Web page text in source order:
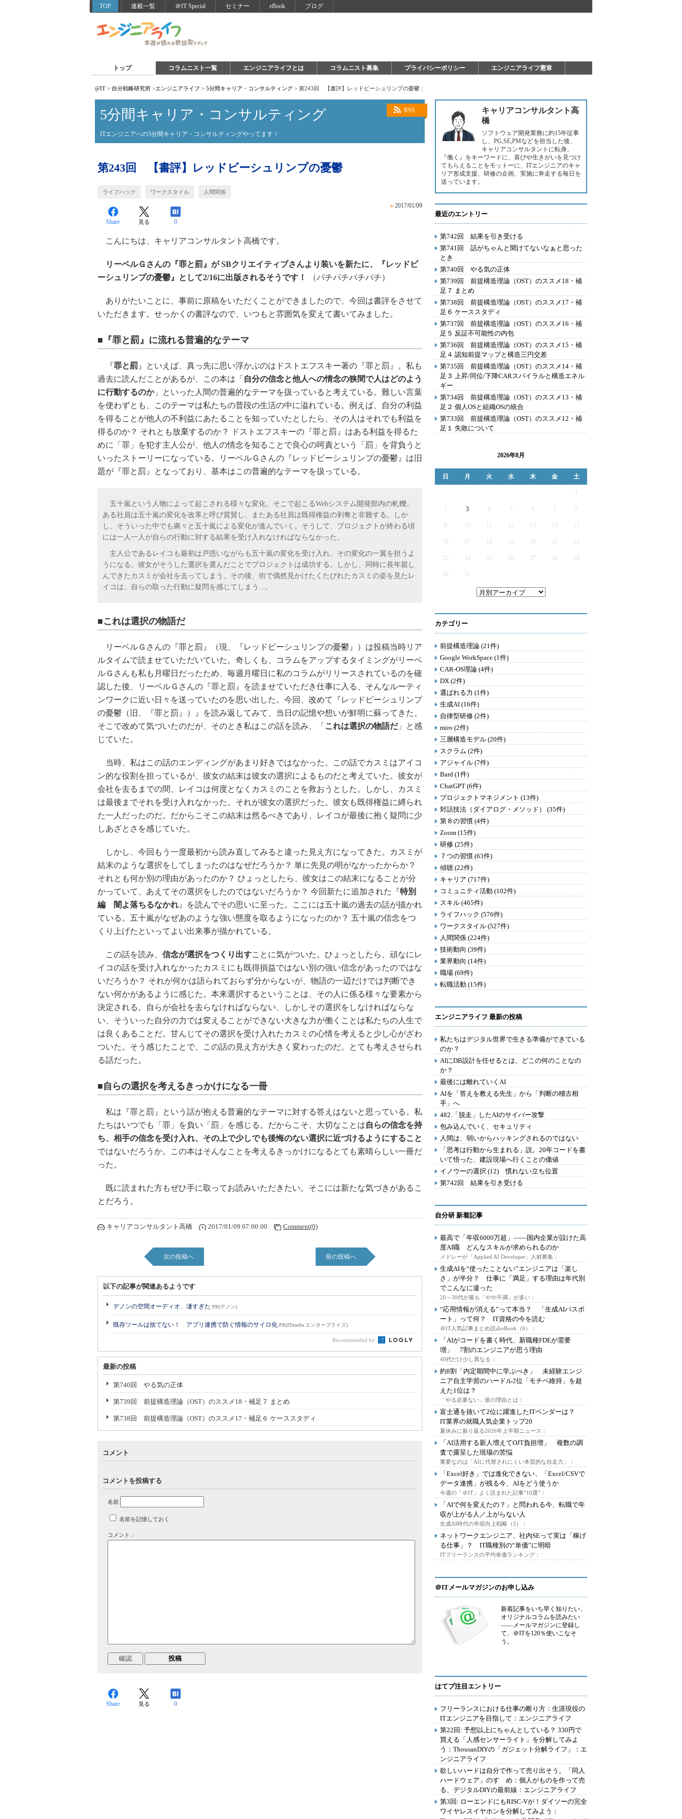
TOP 連載一覧 ＠IT Special セミナー eBook ブログ
トップ コラムニスト一覧 エンジニアライフとは コラムニスト募集 プライバシーポリシー エンジニアライフ憲章
@IT > 自分戦略研究所 >エンジニアライフ > 5分間キャリア・コンサルティング > 第243回 【書評】レッドビーシュリンプの憂鬱：
RSS
5分間キャリア・コンサルティング
ITエンジニアへの5分間キャリア・コンサルティングやってます！
第243回 【書評】レッドビーシュリンプの憂鬱
ライフハック ワークスタイル 人間関係
» 2017/01/09
Share 見る 0
こんにちは、キャリアコンサルタント高橋です。
リーベルＧさんの『罪と罰』が SBクリエイティブさんより装いを新たに、『レッドビ
ーシュリンプの憂鬱』として2/16に出版されるそうです！
（パチパチパチパチ）
ありがたいことに、事前に原稿をいただくことができましたので、今回は書評をさせて
いただきます。せっかくの書評なので、いつもと雰囲気を変えて書いてみました。
■『罪と罰』に流れる普遍的なテーマ
『罪と罰 』といえば、真っ先に思い浮かぶのはドストエフスキー著の『罪と罰』。私も
過去に読んだことがあるが、この本は「 自分の信念と他人への情念の狭間で人はどのよう
に行動するのか」といった人間の普遍的なテーマを扱っていると考えている。難しい言葉
を使わずとも、このテーマは私たちの普段の生活の中に溢れている。例えば、自分の利益
を得ることが他人の不利益にあたることを知っていたとしたら、その人はそれでも利益を
得るのか？ それとも放棄するのか？ ドストエフスキーの『罪と罰』はある利益を得るた
めに「罪」を犯す主人公が、他人の情念を知ることで良心の呵責という「罰」を背負うと
いったストーリーになっている。リーベルＧさんの『レッドビーシュリンプの憂鬱』は旧
題が『罪と罰』となっており、基本はこの普遍的なテーマを扱っている。
五十嵐という人物によって起こされる様々な変化、そこで起こるWebシステム開発部内の軋轢。
ある社員は五十嵐の変化を改革と呼び賞賛し、またある社員は既得権益の剥奪と非難する。しか
し、そういった中でも粛々と五十嵐による変化が進んでいく。そうして、プロジェクトが終わる頃
には一人一人が自らの行動に対する結果を受け入れなければならなかった。
主人公であるレイコも最初は戸惑いながらも五十嵐の変化を受け入れ、その変化の一翼を担うよ
うになる。彼女がそうした選択を選んだことでプロジェクトは成功する。しかし、同時に長年親し
んできたカスミが会社を去ってしまう。その後、街で偶然見かけたくたびれたカスミの姿を見たレ
イコは、自らの取った行動に疑問を感じてしまう...。
■これは選択の物語だ
リーベルＧさんの『罪と罰』（現、『レッドビーシュリンプの憂鬱』）は投稿当時リア
ルタイムで読ませていただいていた。奇しくも、コラムをアップするタイミングがリーベ
ルＧさんも私も月曜日だったため、毎週月曜日に私のコラムがリリースされているのを確
認した後、リーベルＧさんの『罪と罰』を読ませていただき仕事に入る、そんなルーティ
ンワークに近い日々を送っていたのを思い出した。今回、改めて『レッドビーシュリンプ
の憂鬱（旧、『罪と罰』）』を読み返してみて、当日の記憶や想いが鮮明に蘇ってきた。
そこで改めて気づいたのだが、そのとき私はこの話を読み、「 これは選択の物語だ」と感
じていた。
当時、私はこの話のエンディングがあまり好きではなかった。この話でカスミはアイコ
ン的な役割を担っているが、彼女の結末は彼女の選択によるものだと考えていた。彼女が
会社を去るまでの間、レイコは何度となくカスミのことを救おうとした。しかし、カスミ
は最後までそれを受け入れなかった。それが彼女の選択だった。彼女も既得権益に縛られ
た一人だったのだ。だからこそこの結末は然るべきであり、レイコが最後に抱く疑問に少
しあざとさを感じていた。
しかし、今回もう一度最初から読み直してみると違った見え方になってきた。カスミが
結末のような選択をしてしまったのはなぜだろうか？ 単に先見の明がなかったからか？
それとも何か別の理由があったのか？ ひょっとしたら、彼女はこの結末になることが分
かっていて、あえてその選択をしたのではないだろうか？ 今回新たに追加された『特別
編 闇よ落ちるなかれ 』を読んでその思いに至った。ここには五十嵐の過去の話が描かれ
ている。五十嵐がなぜあのような強い態度を取るようになったのか？ 五十嵐の信念をつ
くり上げたといってよい出来事が描かれている。
この話を読み、 信念が選択をつくり出すことに気がついた。ひょっとしたら、頑なにレ
イコの話を受け入れなかったカスミにも既得損益ではない別の強い信念があったのではな
いだろうか？ それが何かは語られておらず分からないが、物語の一辺だけでは判断でき
ない何かがあるように感じた。本来選択するということは、その人に係る様々な要素から
決定される。自らが会社を去らなければならない、しかしその選択をしなければならな
い、そういった自分の力では変えることができない大きな力が働くことは私たちの人生で
は良くあることだ。甘んじてその選択を受け入れたカスミの心情を考えると少し心がざわ
ついた。そう感じたことで、この話の見え方が大きく変わったのだ。とても考えさせられ
る話だった。
■自らの選択を考えるきっかけになる一冊
私は『罪と罰』という話が抱える普遍的なテーマに対する答えはないと思っている。私
たちはいつでも「罪」を負い「罰」を感じる。だからこそ、大切なことは自らの信念を持
ち、相手の信念を受け入れ、その上で少しでも後悔のない選択に近づけるようにすること
ではないだろうか。この本はそんなことを考えるきっかけになるとても素晴らしい一冊だ
った。
既に読まれた方もぜひ手に取ってお読みいただきたい。そこには新たな気づきがあるこ
とだろう。
キャリアコンサルタント高橋 2017/01/09 07:00:00 Comment(0)
次の投稿へ 前の投稿へ
以下の記事が関連あるようです
デノンの空間オーディオ、凄すぎた PR(デノン)
既存ツールは捨てない！ アプリ連携で防ぐ情報のサイロ化 PR(ITmedia エンタープライズ)
Recommended by
最新の投稿
第740回 やる気の正体
第739回 前提構造理論（OST）のススメ18・補足７ まとめ
第738回 前提構造理論（OST）のススメ17・補足６ ケーススタディ
コメント
コメントを投稿する
名前
名前を記憶しておく
コメント：
Share 見る 0
キャリアコンサルタント高
橋
ソフトウェア開発業務に約15年従事
し、PG,SE,PMなどを担当した後、
キャリアコンサルタントに転身。
『働く』をキーワードに、喜びや生きがいを見つけ
てもらえることをモットーに、ITエンジニアのキャ
リア形成支援、研修の企画、実施に奔走する毎日を
送っています。
最近のエントリー
第742回 結果を引き受ける
第741回 話がちゃんと聞けてないなぁと思った
とき
第740回 やる気の正体
第739回 前提構造理論（OST）のススメ18・補
足７ まとめ
第738回 前提構造理論（OST）のススメ17・補
足６ ケーススタディ
第737回 前提構造理論（OST）のススメ16・補
足５ 反証不可能性の内包
第736回 前提構造理論（OST）のススメ15・補
足４ 認知前提マップと構造三円交差
第735回 前提構造理論（OST）のススメ14・補
足３ 上昇/同位/下降CARスパイラルと構造エネル
ギー
第734回 前提構造理論（OST）のススメ13・補
足２ 個人OSと組織OSの統合
第733回 前提構造理論（OST）のススメ12・補
足１ 失敗について
2026年8月
日 月 火 水 木 金 土
2 3 4 5 6 7
9 12 13 14 15
16 17 19 20 21 22
23 24 25 26 27 28 29
30 31
カテゴリー
前提構造理論 (21件)
Google WorkSpace (1件)
CAR-OS理論 (4件)
DX (2件)
選ばれる力 (1件)
生成AI (16件)
自律型研修 (2件)
miro (2件)
三層構造モデル (20件)
スクラム (2件)
アジャイル (7件)
Bard (1件)
ChatGPT (6件)
プロジェクトマネジメント (13件)
対話技法（ダイアログ・メソッド） (35件)
第８の習慣 (4件)
Zoom (15件)
研修 (25件)
７つの習慣 (63件)
傾聴 (22件)
キャリア (717件)
コミュニティ活動 (102件)
スキル (465件)
ライフハック (576件)
ワークスタイル (527件)
人間関係 (224件)
技術動向 (39件)
業界動向 (14件)
職場 (69件)
転職活動 (15件)
エンジニアライフ 最新の投稿
私たちはデジタル世界で生きる準備ができている
のか？
AIにDB設計を任せるとは、どこの何のことなの
か？
最後には離れていくAI
AIを「答えを教える先生」から「判断の稽古相
手」へ
482.「脱走」したAIのサイバー攻撃
包み込んでいく、セキュリティ
人間は、弱いからハッキングされるのではない
「思考は行動から生まれる」説。20年コードを書
いて悟った、建設現場へ行くことの価値
イノウーの選択 (12) 慣れない立ち位置
第742回 結果を引き受ける
自分研 新着記事
最高で「年収6000万超」――国内企業が設けた高
度AI職 どんなスキルが求められるのか
メドレーが「Applied AI Developer」人材募集：
生成AIを“使ったことない”エンジニアは「楽し
さ」が半分？ 仕事に「満足」する理由は年代別
でこんなに違った
20～30代が最も「やや不満」が多い：
“応用情報が消える”って本当？ 「生成AIパスポ
ート」って何？ IT資格の今を読む
＠IT人気記事まとめ読みeBook（6）：
「AIがコードを書く時代、新職種FDEが需要
増」 7割のエンジニアが思う理由
40代だけ少し異なる：
約8割「内定期間中に学ぶべき」 未経験エンジ
ニア自主学習のハードル2位「モチベ維持」を超
えた1位は？
「やる必要ない」派の理由とは：
富士通を抜いて2位に躍進したITベンダーは？
IT業界の就職人気企業トップ20
夏休みに振り返る2026年上半期ニュース：
「AI活用する新人増えてOJT負担増」 複数の調
査で露呈した現場の苦悩
重要なのは「AIに代替されにくい本質的な自走力」：
「Excel好き」では進化できない、「Excel/CSVで
データ連携」が残る今、AIをどう使うか
今週の「＠IT」よく読まれた記事“10選”：
「AIで何を変えたの？」と問われる今、転職で年
収が上がる人／上がらない人
生成AI時代の年収向上戦略（3）：
ネットワークエンジニア、社内SEって実は「稼げ
る仕事」？ IT職種別の“単価”に明暗
ITフリーランスの平均単価ランキング：
＠ITメールマガジンのお申し込み
新着記事をいち早く知りたい、
オリジナルコラムを読みたい
――メールマガジンに登録し
て、＠ITを120％使いこなそ
う。
はてブ注目エントリー
フリーランスにおける仕事の断り方：生涯現役の
ITエンジニアを目指して：エンジニアライフ
第22回: 予想以上にちゃんとしている？ 330円で
買える「人感センサーライト」を分解してみよ
う：ThousanDIYの「ガジェット分解ライフ」：エ
ンジニアライフ
欲しいハードは自分で作って売り出そう。「同人
ハードウェア」のすゝめ：個人がものを作って売
る、デジタルDIYの最前線：エンジニアライフ
第3回: ローエンドにもRISC-Vが！ダイソーの完全
ワイヤレスイヤホンを分解してみよう：